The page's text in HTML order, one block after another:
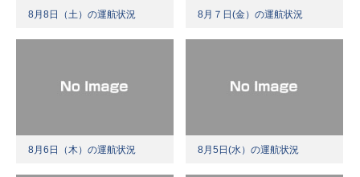
8月8日（土）の運航状況 8月７日(金）の運航状況
8月6日（木）の運航状況 8月5日(水）の運航状況